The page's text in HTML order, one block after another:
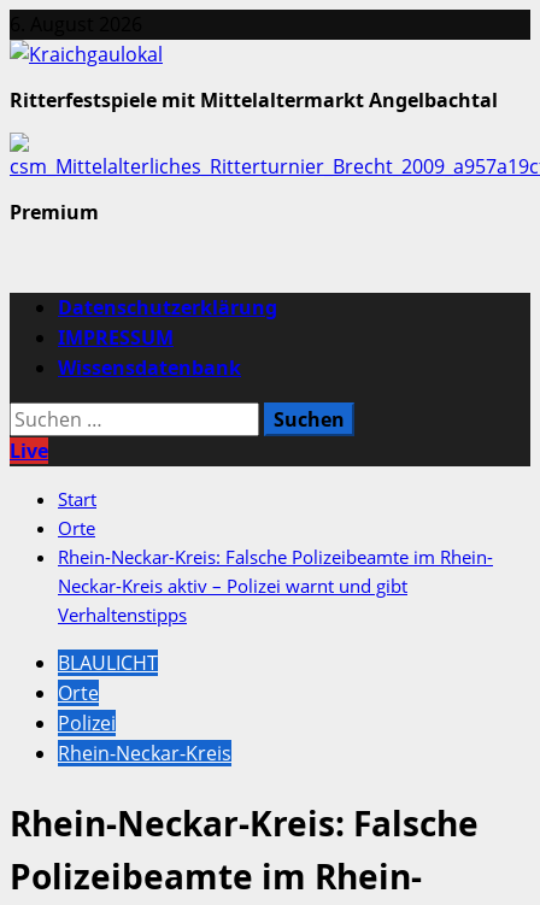
Inhalt
Ritterfestspiele mit Mittelaltermarkt Angelbachtal
Premium
Primäres
Menü
Datenschutzerklärung
IMPRESSUM
Wissensdatenbank
Suchen
nach:
Live
Start
Orte
Rhein-Neckar-Kreis: Falsche Polizeibeamte im Rhein-
Neckar-Kreis aktiv – Polizei warnt und gibt
Verhaltenstipps
BLAULICHT
Orte
Polizei
Rhein-Neckar-Kreis
Rhein-Neckar-Kreis: Falsche
Polizeibeamte im Rhein-